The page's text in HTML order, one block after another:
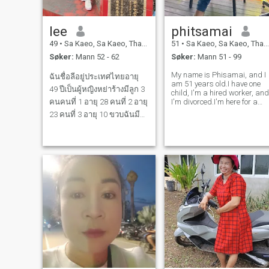
jente som driver mange små
bedrifter. Jeg begynte å
gammel. Jeg tenkte at livet
mitt skulle surve. Jeg 18 vil
prøve å komme meg opp
igjen så fort jeg har vært, så
til å kunne være i stand til å
være i stand til å være i
stand til å være i stand til å
være i stand til å være i
stand til å være i stand til å
være i stand til å være i
stand til å være i stand til å
være i stand til å være i
stand til å være i stand til å
være i stand til å være i
stand til å være i stand til å
være i stand til å være i
stand til å være i stand til å
Jeg kommer ikke til å ha
noen problemer, jeg kommer
opp igjen, hvis det er noen
ting, jeg smiler. Uansett hvor
mange ganger jeg fortsatt er
ok. Jeg gir ikke opp lett.
Menneskelivet er veldig kort.
lee
49 • Sa Kaeo, Sa Kaeo, Thailand
Søker: Mann 52 - 62
ฉันชื่อลีอยู่ประเทศไทยอายุ
49 ปีเป็นผู้หญิงหย่าร้างมีลูก 3
คนคนที่ 1 อายุ 28 คนที่ 2 อายุ
23 คนที่ 3 อายุ 10 ขวบฉันมี
หญิงที่อารมณ์ดีแต่ฉันค่อน
ข้างจะเหนื่อยณตอนนี้ฉั
phitsamai
51 • Sa Kaeo, Sa Kaeo, Thailand
Søker: Mann 51 - 99
My name is Phisamai, and I
am 51 years old.I have one
child, I'm a hired worker, and
I'm divorced.I'm here for a
side of the one man who